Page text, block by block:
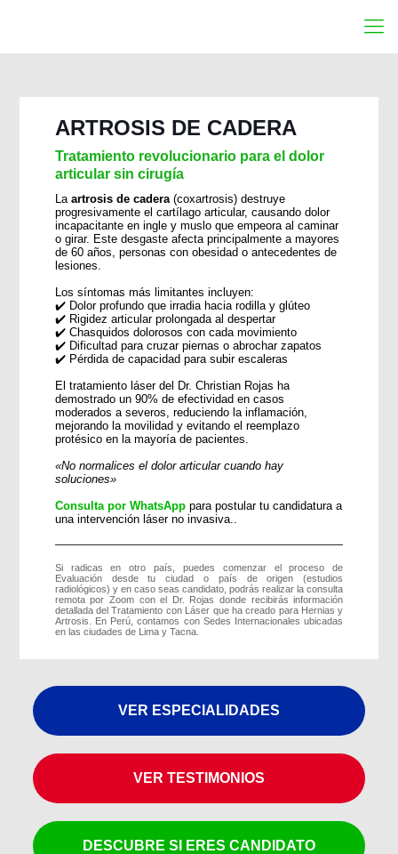
ARTROSIS DE CADERA
Tratamiento revolucionario para el dolor
articular sin cirugía
La artrosis de cadera(coxartrosis) destruye
progresivamente el cartílago articular, causando dolor
incapacitante en ingle y muslo que empeora al caminar
o girar. Este desgaste afecta principalmente a mayores
de 60 años, personas con obesidad o antecedentes de
lesiones.
Los síntomas más limitantes incluyen:
✔️ Dolor profundo que irradia hacia rodilla y glúteo
✔️ Rigidez articular prolongada al despertar
✔️ Chasquidos dolorosos con cada movimiento
✔️ Dificultad para cruzar piernas o abrochar zapatos
✔️ Pérdida de capacidad para subir escaleras
El tratamiento láser del Dr. Christian Rojas ha
demostrado un 90% de efectividad en casos
moderados a severos, reduciendo la inflamación,
mejorando la movilidad y evitando el reemplazo
protésico en la mayoría de pacientes.
«No normalices el dolor articular cuando hay
soluciones»
Consulta por WhatsApppara postular tu candidatura a
una intervención láser no invasiva..
Si radicas en otro país, puedes comenzar el proceso de
Evaluación desde tu ciudad o país de origen (estudios
radiológicos) y en caso seas candidato, podrás realizar la consulta
remota por Zoom con el Dr. Rojas donde recibirás información
detallada del Tratamiento con Láser que ha creado para Hernias y
Artrosis. En Perú, contamos con Sedes Internacionales ubicadas
en las ciudades de Lima y Tacna.
VER ESPECIALIDADES
VER TESTIMONIOS
DESCUBRE SI ERES CANDIDATO